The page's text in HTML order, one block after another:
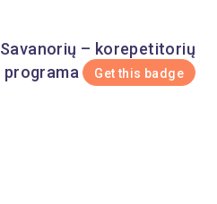
Savanorių – korepetitorių
programa
Get this badge